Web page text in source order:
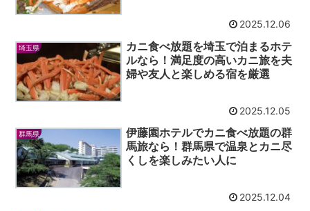
2025.12.06
埼玉県
カニ食べ放題を埼玉で泊まるホテ
ルなら！満足度の高いカニ旅を夫
婦や友人と楽しめる宿を厳選
2025.12.05
群馬県
伊藤園ホテルでカニ食べ放題の群
馬旅なら！群馬県で温泉とカニ尽
くしを楽しみたい人に
2025.12.04